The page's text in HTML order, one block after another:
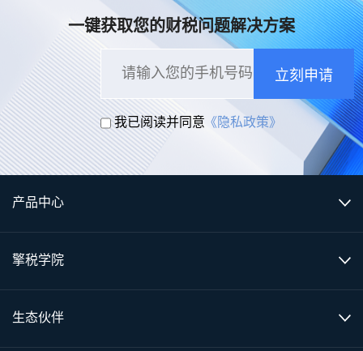
一键获取您的财税问题解决方案
立刻申请
我已阅读并同意《隐私政策》
产品中心
擎税学院
生态伙伴